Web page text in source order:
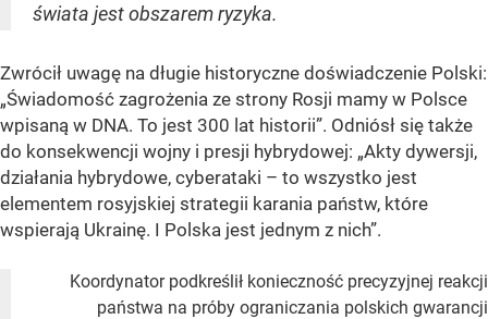
świata jest obszarem ryzyka.
Zwrócił uwagę na długie historyczne doświadczenie Polski:
„Świadomość zagrożenia ze strony Rosji mamy w Polsce
wpisaną w DNA. To jest 300 lat historii”. Odniósł się także
do konsekwencji wojny i presji hybrydowej: „Akty dywersji,
działania hybrydowe, cyberataki – to wszystko jest
elementem rosyjskiej strategii karania państw, które
wspierają Ukrainę. I Polska jest jednym z nich”.
Koordynator podkreślił konieczność precyzyjnej reakcji
państwa na próby ograniczania polskich gwarancji